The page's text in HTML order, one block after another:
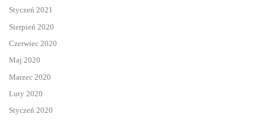
Styczeń 2021
Sierpień 2020
Czerwiec 2020
Maj 2020
Marzec 2020
Luty 2020
Styczeń 2020